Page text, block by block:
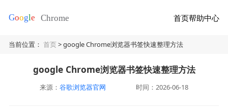
首页帮助中心
当前位置：首页> google Chrome浏览器书签快速整理方法
google Chrome浏览器书签快速整理方法
来源： 谷歌浏览器官网 时间：2026-06-18